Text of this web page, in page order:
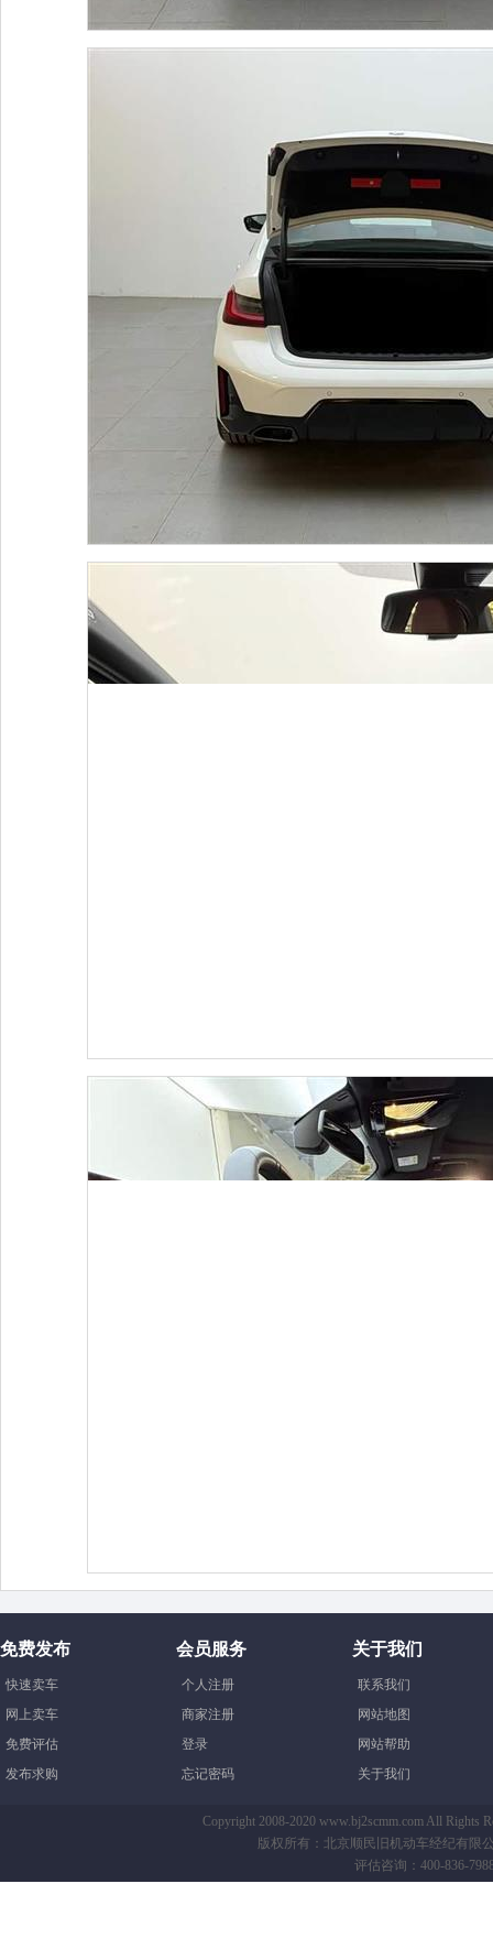
免费发布
快速卖车
网上卖车
免费评估
发布求购
会员服务
个人注册
商家注册
登录
忘记密码
关于我们
联系我们
网站地图
网站帮助
关于我们
Copyright 2008-2020 www.bj2scmm.com All Rights
版权所有：北京顺民旧机动车经纪有限
评估咨询：400-836-